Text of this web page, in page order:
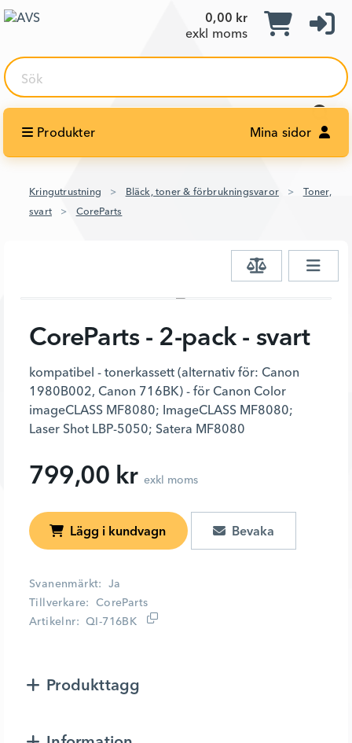
0,00 kr
exkl moms
Sök
Produkter Mina sidor
Kringutrustning Bläck, toner & förbrukningsvaror
Toner,
svart
CoreParts
CoreParts - 2-pack - svart
kompatibel - tonerkassett (alternativ för: Canon
1980B002, Canon 716BK) - för Canon Color
imageCLASS MF8080; ImageCLASS MF8080;
Laser Shot LBP-5050; Satera MF8080
Svanenmärkt
Ja
Tillverkare
CoreParts
Artikelnr
QI-716BK
799,00 kr exkl moms
Lägg i kundvagn
Produkttagg